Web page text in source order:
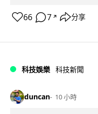
66 7 ↗ 分享
科技娛樂 科技新聞
duncan 10 小時